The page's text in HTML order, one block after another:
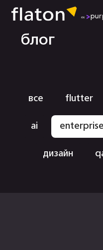
обсудить
блог
все flutter
ai enterprise
дизайн